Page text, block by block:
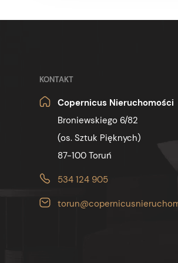
KONTAKT
Copernicus Nieruchomości
Broniewskiego 6/82
(os. Sztuk Pięknych)
87-100 Toruń
534 124 905